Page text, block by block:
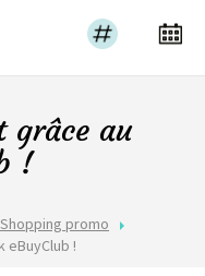
Shopping promo
eBuyClub !
grâce au
!